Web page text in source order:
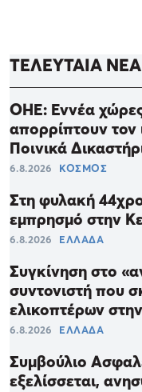
ΤΕΛΕΥΤΑΙΑ ΝΕΑ
ΟΗΕ: Εννέα
απορρίπτουν τον
Ποινικά
6.8.2026 ΚΟΣΜΟΣ
Στη φυλακή
εμπρησμό στην
6.8.2026 ΕΛΛΑΔΑ
Συγκίνηση στο
συντονιστή που
ελικοπτέρων
6.8.2026 ΕΛΛΑΔΑ
Συμβούλιο
εξελίσσεται,